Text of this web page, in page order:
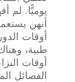
يوميًّا. لم
أنهن
أوقات
طبية،
أوقات
الفصائل